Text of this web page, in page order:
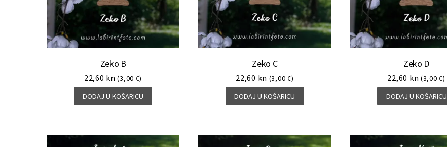
Zeko B
22,60 kn (3,00 €)
DODAJ U KOŠARICU
Zeko C
22,60 kn (3,00 €)
DODAJ U KOŠARICU
Zeko D
22,60 kn (3,00 €)
DODAJ U KOŠARICU